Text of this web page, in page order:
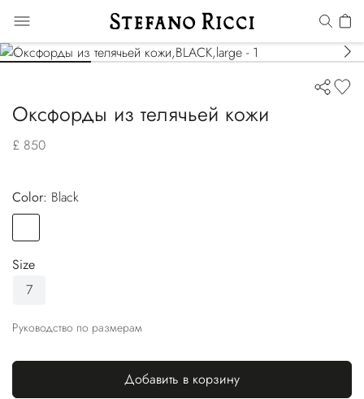
Оксфорды из телячьей кожи
£ 850
Color:
black
Size
7
Руководство по размерам
Добавить в корзину